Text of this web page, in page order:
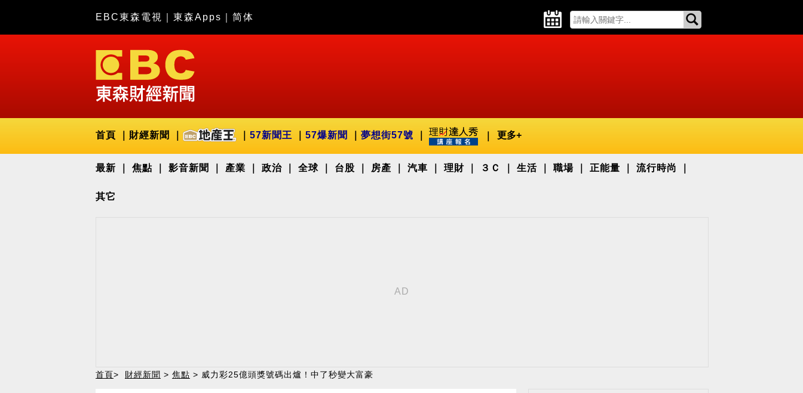
EBC東森電視 東森Apps 简体
首頁 財經新聞 57新聞王 57爆新聞 夢想街57號 更多+
最新 焦點 影音新聞 產業 政治 全球 台股 房產 汽車 理財 ３Ｃ 生活 職場 正能量 流行時尚
其它
首頁> 財經新聞 > 焦點 > 威力彩25億頭獎號碼出爐！中了秒變大富豪